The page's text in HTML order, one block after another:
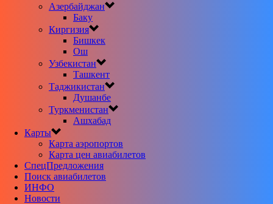
Азербайджан
Баку
Киргизия
Бишкек
Ош
Узбекистан
Ташкент
Таджикистан
Душанбе
Туркменистан
Ашхабад
Карты
Карта аэропортов
Карта цен авиабилетов
CпецПредложения
Поиск авиабилетов
ИНФО
Новости